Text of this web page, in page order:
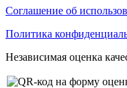
Соглашение об
Политика
Независимая оценка